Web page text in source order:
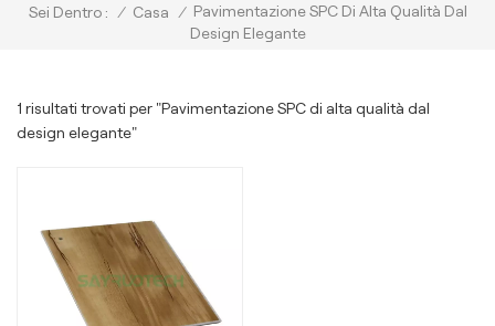
Sei Dentro : / Casa / Pavimentazione SPC Di Alta Qualità Dal
Design Elegante
1 risultati trovati per "Pavimentazione SPC di alta qualità dal
design elegante"